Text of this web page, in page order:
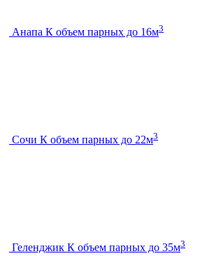
Анапа К объем парных до 16м3
Сочи К объем парных до 22м3
Геленджик К объем парных до 35м3